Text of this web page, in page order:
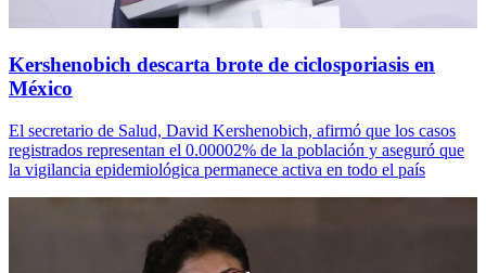
Kershenobich descarta brote de ciclosporiasis en
México
El secretario de Salud, David Kershenobich, afirmó que los casos
registrados representan el 0.00002% de la población y aseguró que
la vigilancia epidemiológica permanece activa en todo el país